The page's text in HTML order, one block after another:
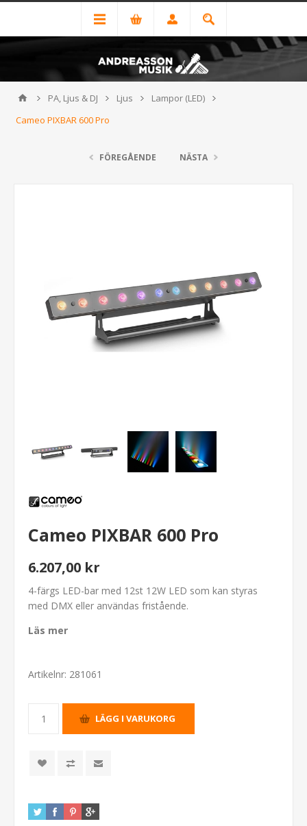
PA, Ljus & DJ Ljus
Lampor (LED)
Cameo PIXBAR 600 Pro
FÖREGÅENDE NÄSTA
Cameo PIXBAR 600 Pro
6.207,00 kr
4-färgs LED-bar med 12st 12W LED som kan styras
med DMX eller användas fristående.
Läs mer
Artikelnr: 281061